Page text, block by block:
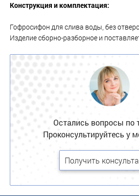
Конструкция и комплектация:
Гофросифон для слива воды, без
Изделие сборно-разборное и
Остались вопросы по
Проконсультируйтесь у
Получить